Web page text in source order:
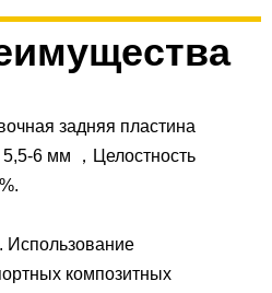
задняя пластина
6 мм ，Целостность
Использование
композитных